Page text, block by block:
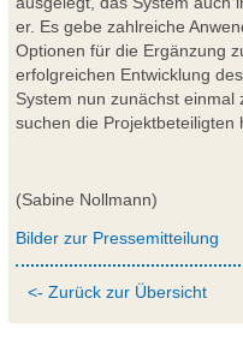
er. Es gebe zahlreiche
Optionen für die Ergänzung
erfolgreichen Entwicklung
System nun zunächst
suchen die
(Sabine Nollmann)
Bilder zur Pressemitteilung
<- Zurück zur Übersicht